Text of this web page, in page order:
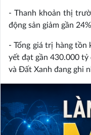
- Thanh khoản thị
động sản giảm gần
- Tổng giá trị hàng tồn
yết đạt gần 430.000
và Đất Xanh đang ghi